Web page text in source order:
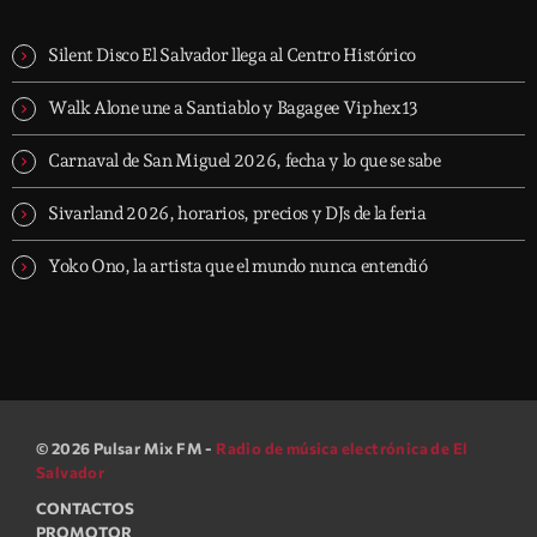
Silent Disco El Salvador llega al Centro Histórico
Walk Alone une a Santiablo y Bagagee Viphex13
Carnaval de San Miguel 2026, fecha y lo que se sabe
Sivarland 2026, horarios, precios y DJs de la feria
Yoko Ono, la artista que el mundo nunca entendió
© 2026 Pulsar Mix FM - Radio de música electrónica de El
Salvador
CONTACTOS
PROMOTOR